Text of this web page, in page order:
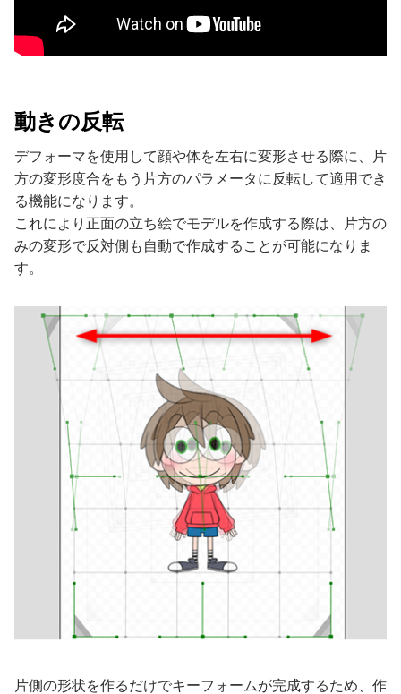
動きの反転
デフォーマを使用して顔や体を左右に変形させる際に、片
方の変形度合をもう片方のパラメータに反転して適用でき
る機能になります。
これにより正面の立ち絵でモデルを作成する際は、片方の
みの変形で反対側も自動で作成することが可能になりま
す。
片側の形状を作るだけでキーフォームが完成するため、作